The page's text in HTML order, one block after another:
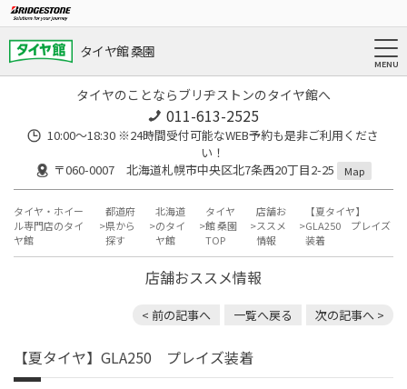
タイヤ館 桑園
タイヤのことならブリヂストンのタイヤ館へ
011-613-2525
10:00～18:30 ※24時間受付可能なWEB予約も是非ご利用くださ
い！
〒060-0007 北海道札幌市中央区北7条西20丁目2-25
Map
タイヤ・ホイー
ル専門店のタイ
ヤ館
都道府
県から
探す
北海道
のタイ
ヤ館
タイヤ
館 桑園
TOP
店舗お
ススメ
情報
【夏タイヤ】
GLA250 プレイズ
装着
店舗おススメ情報
< 前の記事へ 一覧へ戻る 次の記事へ >
【夏タイヤ】GLA250 プレイズ装着